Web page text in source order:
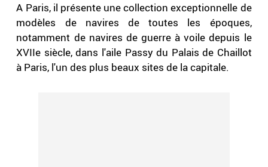
A Paris, il présente une collection exceptionnelle de
modèles de navires de toutes les époques,
notamment de navires de guerre à voile depuis le
XVIIe siècle, dans l'aile Passy du Palais de Chaillot
à Paris, l'un des plus beaux sites de la capitale.